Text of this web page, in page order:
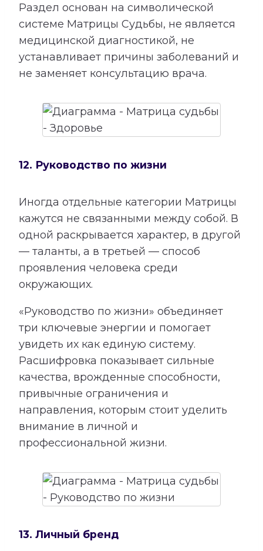
Раздел основан на символической
системе Матрицы Судьбы, не является
медицинской диагностикой, не
устанавливает причины заболеваний и
не заменяет консультацию врача.
12. Руководство по жизни
Иногда отдельные категории Матрицы
кажутся не связанными между собой. В
одной раскрывается характер, в другой
— таланты, а в третьей — способ
проявления человека среди
окружающих.
«Руководство по жизни» объединяет
три ключевые энергии и помогает
увидеть их как единую систему.
Расшифровка показывает сильные
качества, врожденные способности,
привычные ограничения и
направления, которым стоит уделить
внимание в личной и
профессиональной жизни.
13. Личный бренд